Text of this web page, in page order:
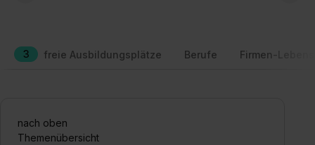
3 freie Ausbildungsplätze Berufe Firmen-
nach oben
Themenübersicht